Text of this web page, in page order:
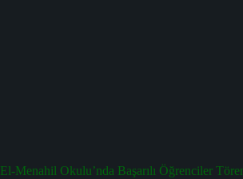
El-Menahil Okulu’nda Başarılı Öğrenciler